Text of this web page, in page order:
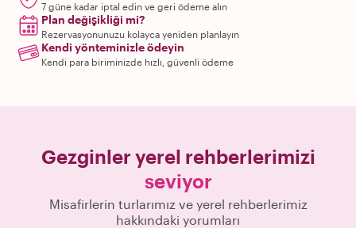
7 güne kadar iptal edin ve geri ödeme alın
Plan değişikliği mi?
Rezervasyonunuzu kolayca yeniden planlayın
Kendi yönteminizle ödeyin
Kendi para biriminizde hızlı, güvenli ödeme
Gezginler yerel rehberlerimizi
seviyor
Misafirlerin turlarımız ve yerel rehberlerimiz
hakkındaki yorumları